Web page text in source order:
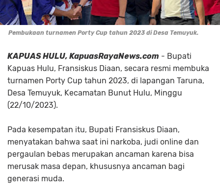
Pembukaan turnamen Porty Cup tahun 2023 di Desa Temuyuk.
KAPUAS HULU, KapuasRayaNews.com - Bupati
Kapuas Hulu, Fransiskus Diaan, secara resmi membuka
turnamen Porty Cup tahun 2023, di lapangan Taruna,
Desa Temuyuk, Kecamatan Bunut Hulu, Minggu
(22/10/2023).
Pada kesempatan itu, Bupati Fransiskus Diaan,
menyatakan bahwa saat ini narkoba, judi online dan
pergaulan bebas merupakan ancaman karena bisa
merusak masa depan, khususnya ancaman bagi
generasi muda.